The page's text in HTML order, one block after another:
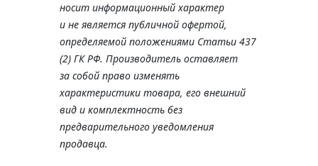
носит информационный характер
и не является публичной офертой,
определяемой положениями Статьи 437
(2) ГК РФ. Производитель оставляет
за собой право изменять
характеристики товара, его внешний
вид и комплектность без
предварительного уведомления
продавца.